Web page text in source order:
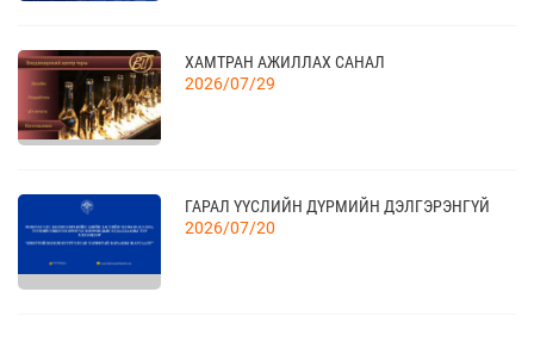
11 сар
ҮЗЭСГЭЛЭН
11 сар
КАНАД УЛСАД ЗОХИОН БАЙГУУЛАГДАХ
АХУЙН САЛБАРЫН ҮЗЭСГЭЛЭНД ОРОЛЦОХЫГ
УРЬЖ БАЙНА.
ХАМТРАН АЖИЛЛАХ САНАЛ
2026/07/29
ГАРАЛ ҮҮСЛИЙН ДҮРМИЙН ДЭЛГЭРЭНГҮЙ
2026/07/20